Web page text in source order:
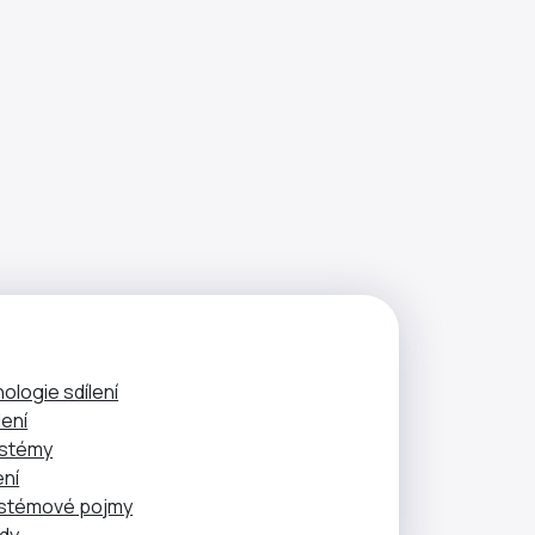
sdílení
pojmy